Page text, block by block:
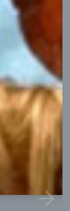
arrow_forward